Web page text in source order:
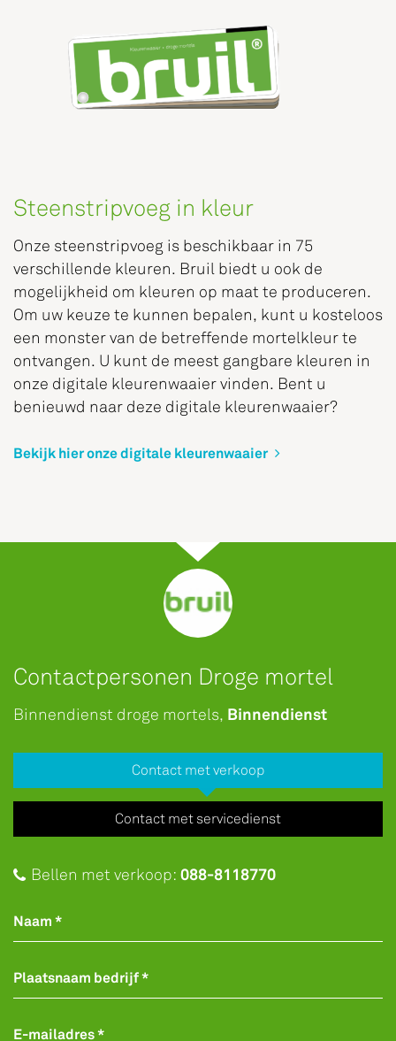
Steenstripvoeg in kleur
Onze steenstripvoeg is beschikbaar in 75
verschillende kleuren. Bruil biedt u ook de
mogelijkheid om kleuren op maat te produceren.
Om uw keuze te kunnen bepalen, kunt u kosteloos
een monster van de betreffende mortelkleur te
ontvangen. U kunt de meest gangbare kleuren in
onze digitale kleurenwaaier vinden. Bent u
benieuwd naar deze digitale kleurenwaaier?
Bekijk hier onze digitale kleurenwaaier
Contactpersonen Droge mortel
Binnendienst droge mortels, Binnendienst
Contact met verkoop
Contact met servicedienst
Bellen met verkoop: 088-8118770
Naam *
Plaatsnaam bedrijf *
E-mailadres *